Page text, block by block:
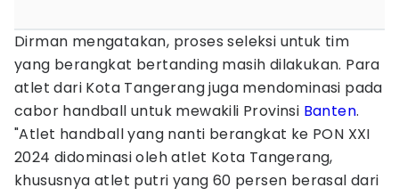
Dirman mengatakan, proses seleksi untuk tim
yang berangkat bertanding masih dilakukan. Para
atlet dari Kota Tangerang juga mendominasi pada
cabor handball untuk mewakili Provinsi Banten.
"Atlet handball yang nanti berangkat ke PON XXI
2024 didominasi oleh atlet Kota Tangerang,
khususnya atlet putri yang 60 persen berasal dari